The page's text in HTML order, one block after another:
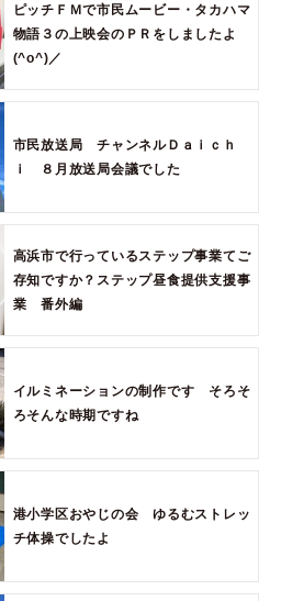
ピッチＦＭで市民ムービー・タカハマ
物語３の上映会のＰＲをしましたよ
(^o^)／
市民放送局 チャンネルＤａｉｃｈ
ｉ ８月放送局会議でした
高浜市で行っているステップ事業てご
存知ですか？ステップ昼食提供支援事
業 番外編
イルミネーションの制作です そろそ
ろそんな時期ですね
港小学区おやじの会 ゆるむストレッ
チ体操でしたよ